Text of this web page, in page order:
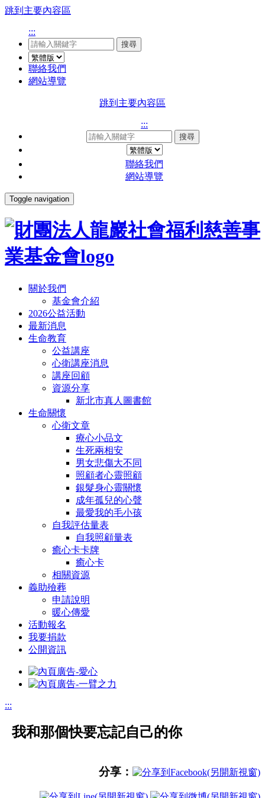
跳到主要內容區
:::
搜尋
聯絡我們
網站導覽
跳到主要內容區
:::
搜尋
聯絡我們
網站導覽
Toggle navigation
關於我們
基金會介紹
2026公益活動
最新消息
生命教育
公益講座
心衛講座消息
講座回顧
資源分享
新北市真人圖書館
生命關懷
心衛文章
療心小品文
生死兩相安
男女悲傷大不同
照顧者心靈照顧
銀髮身心靈關懷
成年孤兒的心聲
最愛我的毛小孩
自我評估量表
自我照顧量表
癒心卡卡牌
癒心卡
相關資源
義助殮葬
申請說明
暖心傳愛
活動報名
我要捐款
公開資訊
:::
我和那個快要忘記自己的你
分享：